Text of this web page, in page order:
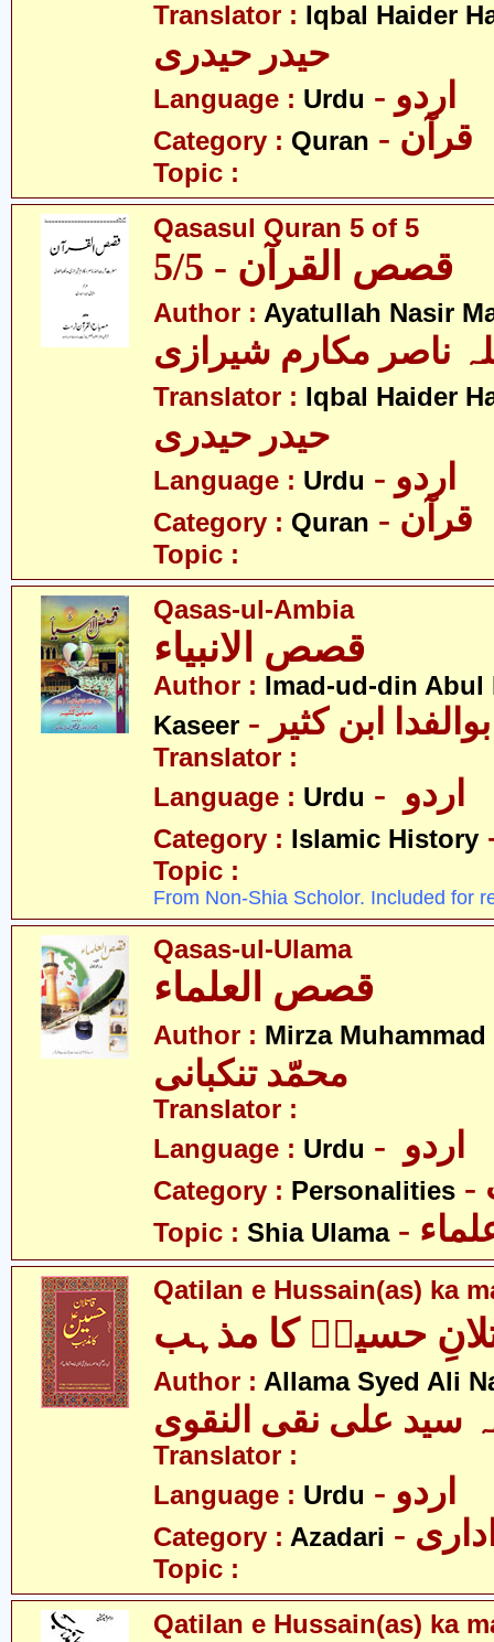
Translator : Iqbal Haider
حیدر حیدری
Language : Urdu - اردو
Category : Quran - قرآن
Topic :
Qasasul Quran 5 of 5
قصص القرآن - 5/5
Author : Ayatullah Nasir
ناصر مکارم شیرازی
Translator : Iqbal Haider
حیدر حیدری
Language : Urdu - اردو
Category : Quran - قرآن
Topic :
Qasas-ul-Ambia
Author : Imad-ud-din Abul
Kaseer
ابن کثیر
Translator :
Language : Urdu
Category : Islamic History
Topic :
From Non-Shia Scholor. Included for
Qasas-ul-Ulama
Author : Mirza
Translator :
Language : Urdu
Category : Personalities
Topic : Shia Ulama
Qatilan e Hussain(as) ka
حسینؑ کا مذہب
Author : Allama Syed Ali
سید علی نقی النقوی
Translator :
Language : Urdu - اردو
Category : Azadari
Topic :
Qatilan e Hussain(as) ka